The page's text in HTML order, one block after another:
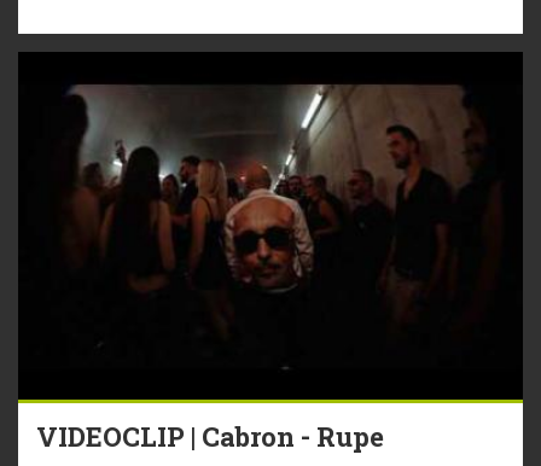
VIDEOCLIP | Cabron - Rupe